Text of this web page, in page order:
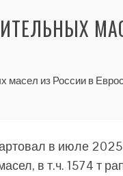
масел из России в
в июле
в т.ч. 1574 т